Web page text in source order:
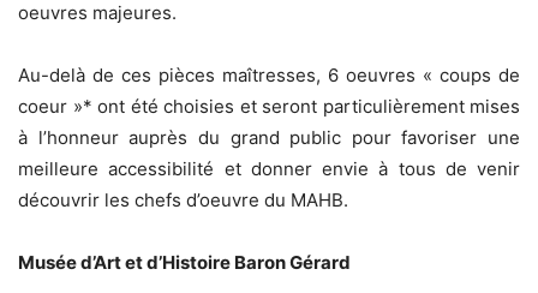
oeuvres majeures.
Au-delà de ces pièces maîtresses, 6 oeuvres « coups de
coeur »* ont été choisies et seront particulièrement mises
à l’honneur auprès du grand public pour favoriser une
meilleure accessibilité et donner envie à tous de venir
découvrir les chefs d’oeuvre du MAHB.
Musée d’Art et d’Histoire Baron Gérard